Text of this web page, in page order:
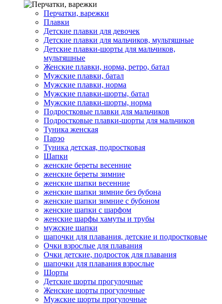
Перчатки, варежки
Плавки
Детские плавки для девочек
Детские плавки для мальчиков, мультяшные
Детские плавки-шорты для мальчиков,
мультяшные
Женские плавки, норма, ретро, батал
Мужские плавки, батал
Мужские плавки, норма
Мужские плавки-шорты, батал
Мужские плавки-шорты, норма
Подростковые плавки для мальчиков
Подростковые плавки-шорты для мальчиков
Туникa женская
Парэо
Туника детская, подростковая
Шапки
женские береты весенние
женские береты зимние
женские шапки весенние
женские шапки зимние без бубона
женские шапки зимние с бубоном
женские шапки с шарфом
женские шарфы хамуты и трубы
мужские шапки
шапочки для плавания, детские и подростковые
Очки взрослые для плавания
Очки детские, подросток для плавания
шапочки для плавания взрослые
Шорты
Детские шорты прогулочные
Женские шорты прогулочные
Мужские шорты прогулочные